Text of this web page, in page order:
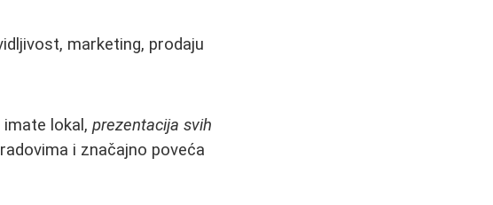
marketing, prodaju
imate lokal,prezentacija svih
i značajno poveća